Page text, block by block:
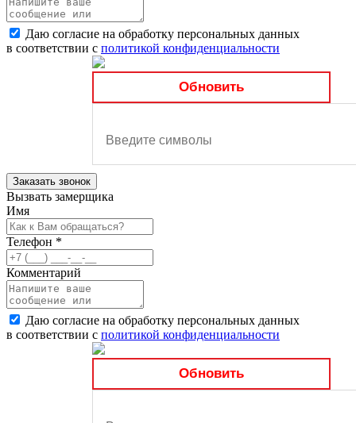
Даю согласие на обработку персональных данных
в соответствии с политикой конфиденциальности
Обновить
Заказать звонок
Вызвать замерщика
Имя
Телефон *
Комментарий
Даю согласие на обработку персональных данных
в соответствии с политикой конфиденциальности
Обновить